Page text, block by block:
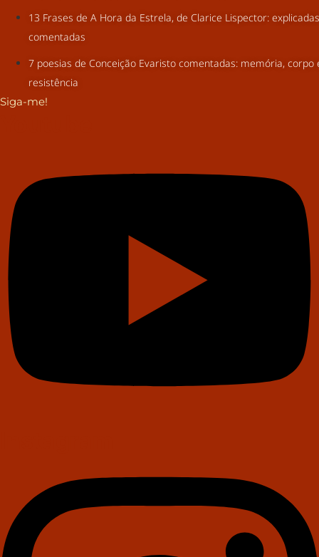
13 Frases de A Hora da Estrela, de Clarice Lispector:
comentadas
7 poesias de Conceição Evaristo comentadas: memória, corpo
resistência
Siga-me!